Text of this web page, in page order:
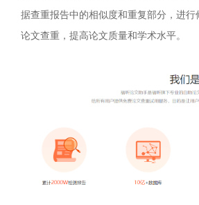
据查重报告中的相似度和重复部分，进
论文查重，提高论文质量和学术水平。